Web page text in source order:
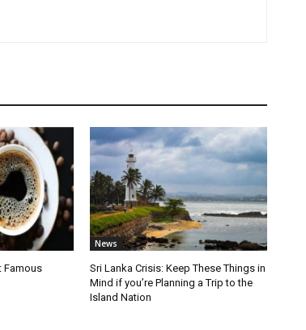
Famous
News
Sri Lanka Crisis: Keep These Things in
Mind if you’re Planning a Trip to the
Island Nation